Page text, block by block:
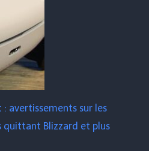
avertissements sur les
quittant Blizzard et plus